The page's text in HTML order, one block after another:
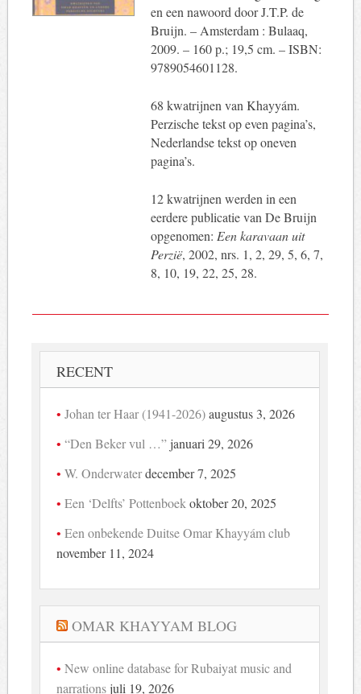
en een nawoord door J.T.P. de
Bruijn. – Amsterdam : Bulaaq,
2009. – 160 p.; 19,5 cm. – ISBN:
9789054601128.
68 kwatrijnen van Khayyám.
Perzische tekst op even pagina’s,
Nederlandse tekst op oneven
pagina’s.
12 kwatrijnen werden in een
eerdere publicatie van De Bruijn
opgenomen: Een karavaan uit
Perzië, 2002, nrs. 1, 2, 29, 5, 6, 7,
8, 10, 19, 22, 25, 28.
RECENT
Johan ter Haar (1941-2026) augustus 3, 2026
“Den Beker vul …” januari 29, 2026
W. Onderwaterdecember 7, 2025
Een ‘Delfts’ Pottenboek oktober 20, 2025
Een onbekende Duitse Omar Khayyám club
november 11, 2024
OMAR KHAYYAM BLOG
New online database for Rubaiyat music and
narrations juli 19, 2026